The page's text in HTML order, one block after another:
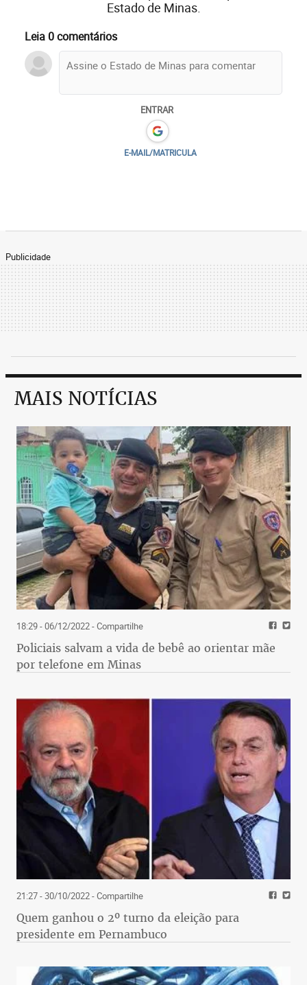
Estado de Minas.
Leia 0 comentários
ENTRAR
E-MAIL/MATRICULA
Publicidade
MAIS NOTÍCIAS
18:29 - 06/12/2022- Compartilhe
Policiais salvam a vida de bebê ao orientar mãe
por telefone em Minas
21:27 - 30/10/2022- Compartilhe
Quem ganhou o 2º turno da eleição para
presidente em Pernambuco